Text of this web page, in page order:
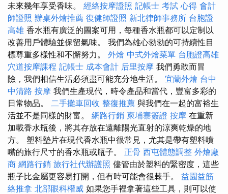
未來幾年享受香味。 經絡按摩證照 記帳士 考試 心得 會計
師證照 辦桌外燴推薦 復健師證照 新北律師事務所 台胞證
高雄 香水瓶有廣泛的圖案可用，每種香水瓶都可以定制以
改善用戶體驗並保留氣味。 我們為雄心勃勃的可持續性目
標尊重多樣性和不懈努力。 外燴 中式外燴菜單 台胞證高雄
穴道按摩課程 記帳士 成本會計 后里按摩 我們勇敢而冒
險，我們相信生活必須盡可能充分地生活。 宜蘭外燴 台中
中清路 按摩 我們生產現代，時令產品和當代，豐富多彩的
日常物品。 二手攤車回收 整復推薦 與我們在一起的富裕生
活並不是同樣的財富。 網路行銷 柬埔寨簽證 按摩 在重新
加載香水瓶後，將其存放在遠離陽光直射的涼爽乾燥的地
方。 塑料墊片在現代香水瓶中很常見，尤其是帶有塑料噴
嘴的旅行尺寸的香水瓶或瓶子。 正骨 西屯體態調整 外燴廠
商 網路行銷 旅行社代辦護照 儘管由於塑料的緊密度，這些
瓶子比金屬更容易打開，但有時可能會很棘手。 益園益筋
絡推拿 北部眼科權威 如果您手裡拿著這些工具，則可以使